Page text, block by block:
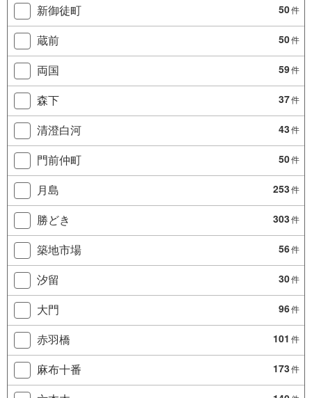
新御徒町 50件
蔵前 50件
両国 59件
森下 37件
清澄白河 43件
門前仲町 50件
月島 253件
勝どき 303件
築地市場 56件
汐留 30件
大門 96件
赤羽橋 101 件
麻布十番 173件